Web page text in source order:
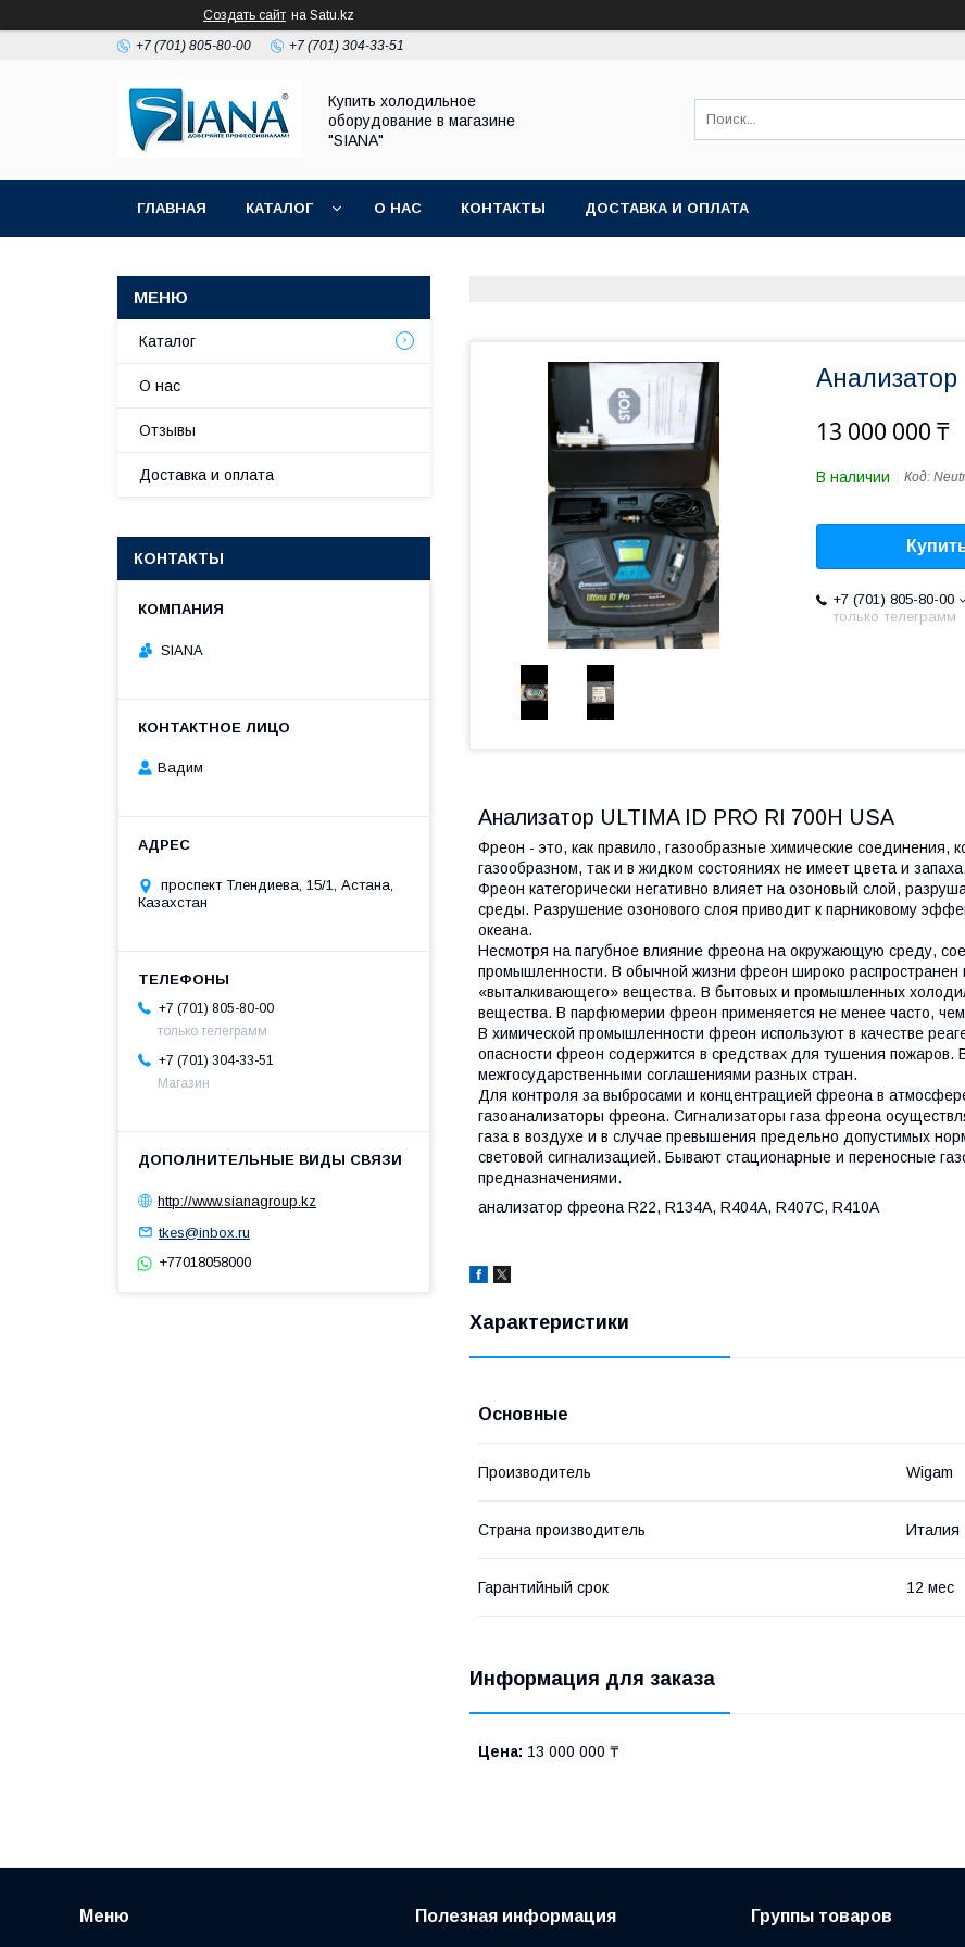
Создать сайт на Satu.kz
+7 (701) 805-80-00 +7 (701) 304-33-51
Купить холодильное
оборудование в магазине
"SIANA"
ГЛАВНАЯ КАТАЛОГ О НАС КОНТАКТЫ ДОСТАВКА И ОПЛАТА
Анализатор
13 000 000 ₸
В наличии Код:
+7 (701) 805-80-00
только телеграмм
Анализатор ULTIMA ID PRO RI 700H USA
Фреон - это, как правило, газообразные химические соединения,
газообразном, так и в жидком состояниях не имеет цвета и запаха.
Фреон категорически негативно влияет на озоновый слой,
среды. Разрушение озонового слоя приводит к парниковому
океана.
Несмотря на пагубное влияние фреона на окружающую среду,
промышленности. В обычной жизни фреон широко распространен
«выталкивающего» вещества. В бытовых и промышленных
вещества. В парфюмерии фреон применяется не менее часто,
В химической промышленности фреон используют в качестве
опасности фреон содержится в средствах для тушения
межгосударственными соглашениями разных стран.
Для контроля за выбросами и концентрацией фреона в
газоанализаторы фреона. Сигнализаторы газа фреона
газа в воздухе и в случае превышения предельно допустимых
световой сигнализацией. Бывают стационарные и переносные
предназначениями.
анализатор фреона R22, R134A, R404A, R407C, R410A
Характеристики
Основные
Производитель Wigam
Страна производитель Италия
Гарантийный срок 12 мес
Информация для заказа
Цена: 13 000 000 ₸
Каталог
О нас
Отзывы
Доставка и оплата
КОНТАКТЫ
SIANA
Вадим
проспект Тлендиева, 15/1, Астана,
Казахстан
+7 (701) 805-80-00
только телеграмм
+7 (701) 304-33-51
Магазин
http://www.sianagroup.kz
tkes@inbox.ru
+77018058000
Меню Полезная информация Группы товаров